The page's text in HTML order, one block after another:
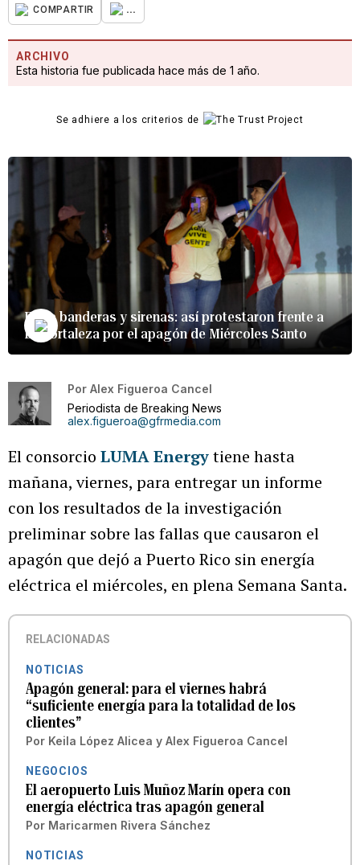
COMPARTIR ...
ARCHIVO
Esta historia fue publicada hace más de 1 año.
Se adhiere a los criterios de
Entre banderas y sirenas: así protestaron frente a
La Fortaleza por el apagón de Miércoles Santo
Por Alex Figueroa Cancel
Periodista de Breaking News
alex.figueroa@gfrmedia.com
El consorcio LUMA Energytiene hasta
mañana, viernes, para entregar un informe
con los resultados de la investigación
preliminar sobre las fallas que causaron el
apagón que dejó a Puerto Rico sin energía
eléctrica el miércoles, en plena Semana Santa.
RELACIONADAS
NOTICIAS
Apagón general: para el viernes habrá
“suficiente energía para la totalidad de los
clientes”
Por Keila López Alicea y Alex Figueroa Cancel
NEGOCIOS
El aeropuerto Luis Muñoz Marín opera con
energía eléctrica tras apagón general
Por Maricarmen Rivera Sánchez
NOTICIAS